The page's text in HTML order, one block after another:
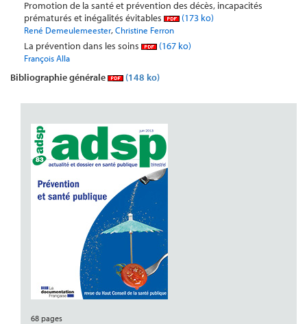
Promotion de la santé et prévention des décès, incapacités
prématurés et inégalités évitables
(173 ko)
René Demeulemeester,Christine Ferron
La prévention dans les soins (167 ko)
François Alla
Bibliographie générale (148 ko)
68 pages